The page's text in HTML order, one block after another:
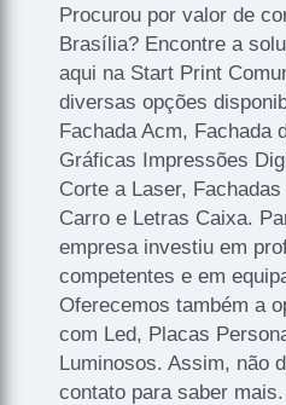
Procurou por valor de
Brasília? Encontre a
aqui na Start Print
diversas opções
Fachada Acm, Fachada
Gráficas Impressões
Corte a Laser,
Carro e Letras Caixa.
empresa investiu em
competentes e em
Oferecemos também a
com Led, Placas
Luminosos. Assim, não
contato para saber